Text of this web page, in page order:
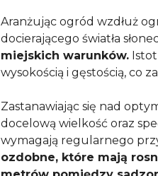
Aranżując ogród wzdłuż
docierającego światła
miejskich warunków.
wysokością i gęstością, co
Zastanawiając się nad
docelową wielkość oraz
wymagają regularnego
ozdobne, które mają